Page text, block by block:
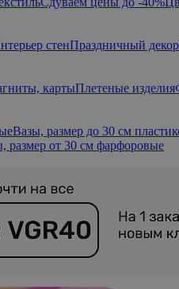
стенПраздничный декор
картыПлетеные изделия
Вазы, размер до 30 см
размер от 30 см фарфоровые